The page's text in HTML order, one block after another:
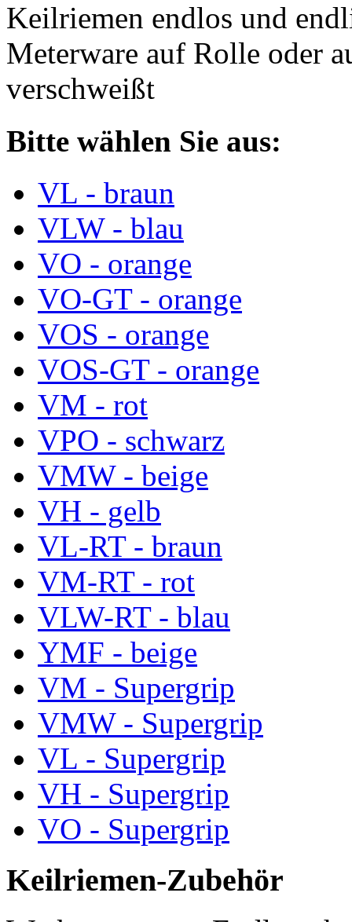
Keilriemen endlos und
Meterware auf Rolle oder
verschweißt
Bitte wählen Sie aus:
VL - braun
VLW - blau
VO - orange
VO-GT - orange
VOS - orange
VOS-GT - orange
VM - rot
VPO - schwarz
VMW - beige
VH - gelb
VL-RT - braun
VM-RT - rot
VLW-RT - blau
YMF - beige
VM - Supergrip
VMW - Supergrip
VL - Supergrip
VH - Supergrip
VO - Supergrip
Keilriemen-Zubehör